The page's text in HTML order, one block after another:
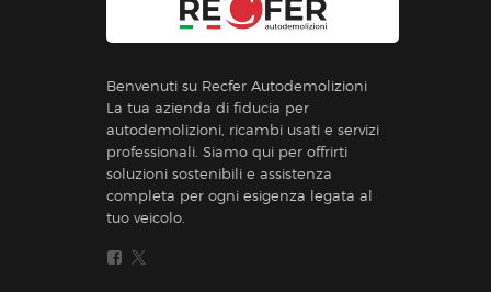
Benvenuti su Recfer Autodemolizioni
La tua azienda di fiducia per
autodemolizioni, ricambi usati e servizi
professionali. Siamo qui per offrirti
soluzioni sostenibili e assistenza
completa per ogni esigenza legata al
tuo veicolo.